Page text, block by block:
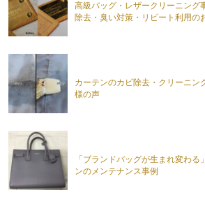
高級バッグ・レザークリーニング
除去・臭い対策・リピート利用の
カーテンのカビ除去・クリーニン
様の声
「ブランドバッグが生まれ変わ
ンのメンテナンス事例